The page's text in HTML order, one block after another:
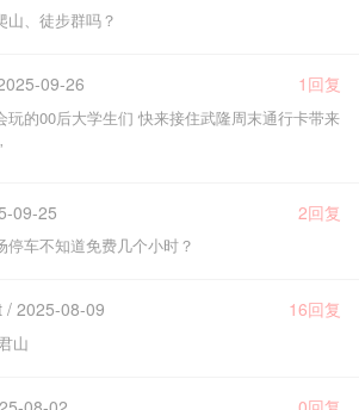
山、徒步群吗？
09-26 1回复
玩的00后大学生们 快来接住武隆周末通行卡带来
09-25 2回复
停车不知道免费几个小时？
/ 2025-08-09 16回复
山